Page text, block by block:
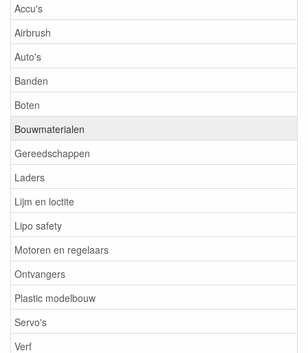
Accu's
Airbrush
Auto's
Banden
Boten
Bouwmaterialen
Gereedschappen
Laders
Lijm en loctite
Lipo safety
Motoren en regelaars
Ontvangers
Plastic modelbouw
Servo's
Verf